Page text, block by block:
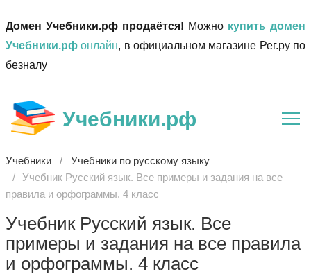
Домен Учебники.рф продаётся! Можно купить домен
Учебники.рф онлайн, в официальном магазине Рег.ру по
безналу
Учебники.рф
Учебники
Учебники по русскому языку
Учебник Русский язык. Все примеры и задания на все
правила и орфограммы. 4 класс
Учебник Русский язык. Все
примеры и задания на все правила
и орфограммы. 4 класс